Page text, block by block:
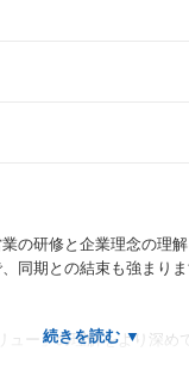
の研修と企業理念の理解
同期との結束も強まりま
ー」の理解をより深め